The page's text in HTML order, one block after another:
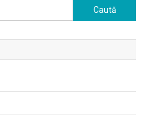
Caută
după: